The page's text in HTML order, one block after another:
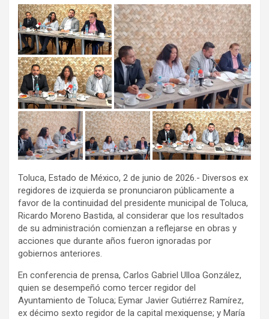
Toluca, Estado de México, 2 de junio de 2026.- Diversos ex
regidores de izquierda se pronunciaron públicamente a
favor de la continuidad del presidente municipal de Toluca,
Ricardo Moreno Bastida, al considerar que los resultados
de su administración comienzan a reflejarse en obras y
acciones que durante años fueron ignoradas por
gobiernos anteriores.
En conferencia de prensa, Carlos Gabriel Ulloa González,
quien se desempeñó como tercer regidor del
Ayuntamiento de Toluca; Eymar Javier Gutiérrez Ramírez,
ex décimo sexto regidor de la capital mexiquense; y María